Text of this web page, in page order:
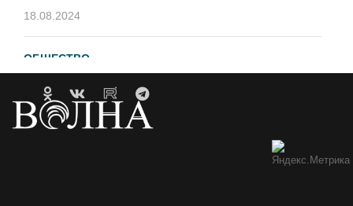
18.08.2024
ОБЩЕСТВО
21.04.2023